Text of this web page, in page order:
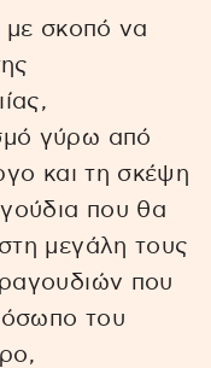
με σκοπό να
γύρω από
και τη σκέψη
που θα
μεγάλη τους
που
του